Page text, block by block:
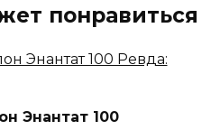
понравиться
Энантат 100